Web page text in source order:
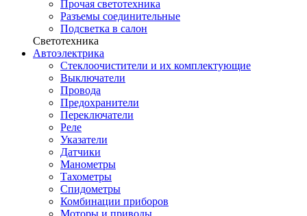
Прочая светотехника
Разъемы соединительные
Подсветка в салон
Светотехника
Автоэлектрика
Стеклоочистители и их комплектующие
Выключатели
Провода
Предохранители
Переключатели
Реле
Указатели
Датчики
Манометры
Тахометры
Спидометры
Комбинации приборов
Моторы и приводы